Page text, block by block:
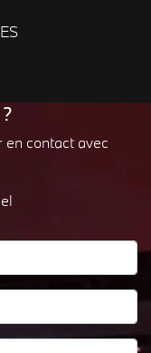
contact avec